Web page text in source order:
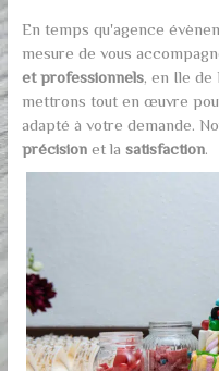
En temps qu'agence
mesure de vous
et professionnels, en Ile de
mettrons tout en œuvre
adapté à votre demande.
précisionet la satisfaction.